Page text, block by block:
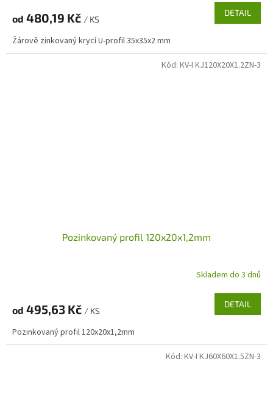
od 480,19 Kč / KS
DETAIL
Žárově zinkovaný krycí U-profil 35x35x2 mm
Pozinkovaný profil 120x20x1,2mm
Skladem do 3 dnů
od 495,63 Kč / KS
DETAIL
Pozinkovaný profil 120x20x1,2mm
Kód: KV-I KJ120X20X1.2ZN-3
Kód: KV-I KJ60X60X1.5ZN-3